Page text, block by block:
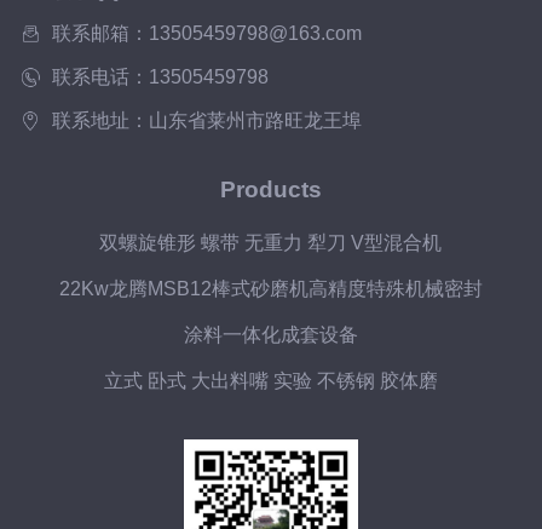
联系邮箱：13505459798@163.com
联系电话：13505459798
联系地址：山东省莱州市路旺龙王埠
Products
双螺旋锥形 螺带 无重力 犁刀 V型混合机
22Kw龙腾MSB12棒式砂磨机高精度特殊机械密封
涂料一体化成套设备
立式 卧式 大出料嘴 实验 不锈钢 胶体磨